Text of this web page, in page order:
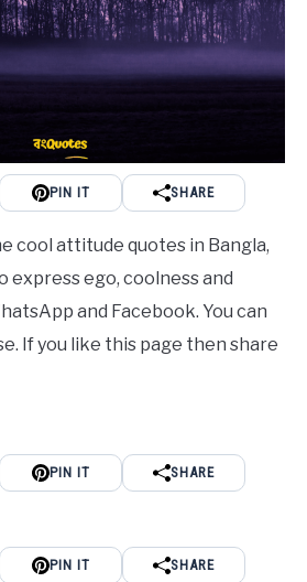
PIN IT SHARE
cool attitude quotes in Bangla,
express ego, coolness and
and Facebook. You can
If you like this page then share
PIN IT SHARE
PIN IT SHARE